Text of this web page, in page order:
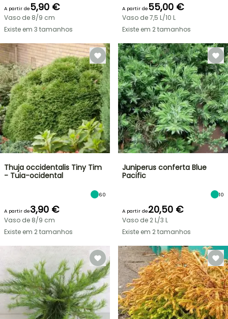
A partir de5,90 €
Vaso de 8/9 cm
Existe em 3 tamanhos
A partir de55,00 €
Vaso de 7,5 L/10 L
Existe em 2 tamanhos
Thuja occidentalis Tiny Tim
- Tuia-ocidental
60
A partir de3,90 €
Vaso de 8/9 cm
Existe em 2 tamanhos
Juniperus conferta Blue
Pacific
10
A partir de20,50 €
Vaso de 2 L/3 L
Existe em 2 tamanhos